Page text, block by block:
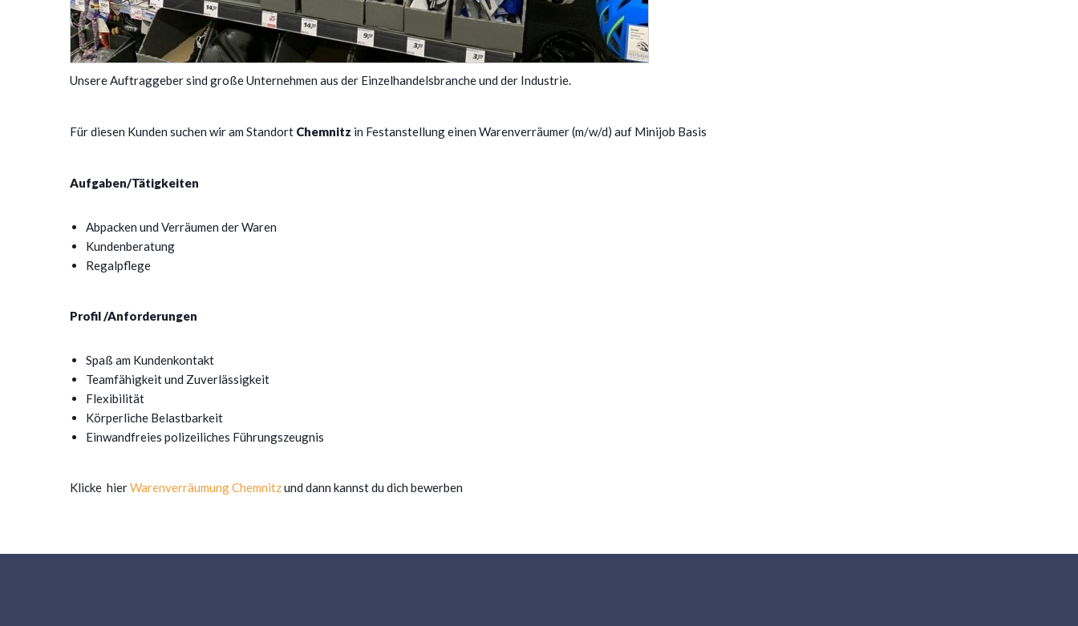
Unsere Auftraggeber sind große Unternehmen aus der Einzelhandelsbranche und der Industrie.
Für diesen Kunden suchen wir am Standort Chemnitz in Festanstellung einen Warenverräumer (m/w/d) auf Minijob Basis
Aufgaben/Tätigkeiten
Abpacken und Verräumen der Waren
Kundenberatung
Regalpflege
Profil /Anforderungen
Spaß am Kundenkontakt
Teamfähigkeit und Zuverlässigkeit
Flexibilität
Körperliche Belastbarkeit
Einwandfreies polizeiliches Führungszeugnis
Klicke hierWarenverräumung Chemnitzund dann kannst du dich bewerben